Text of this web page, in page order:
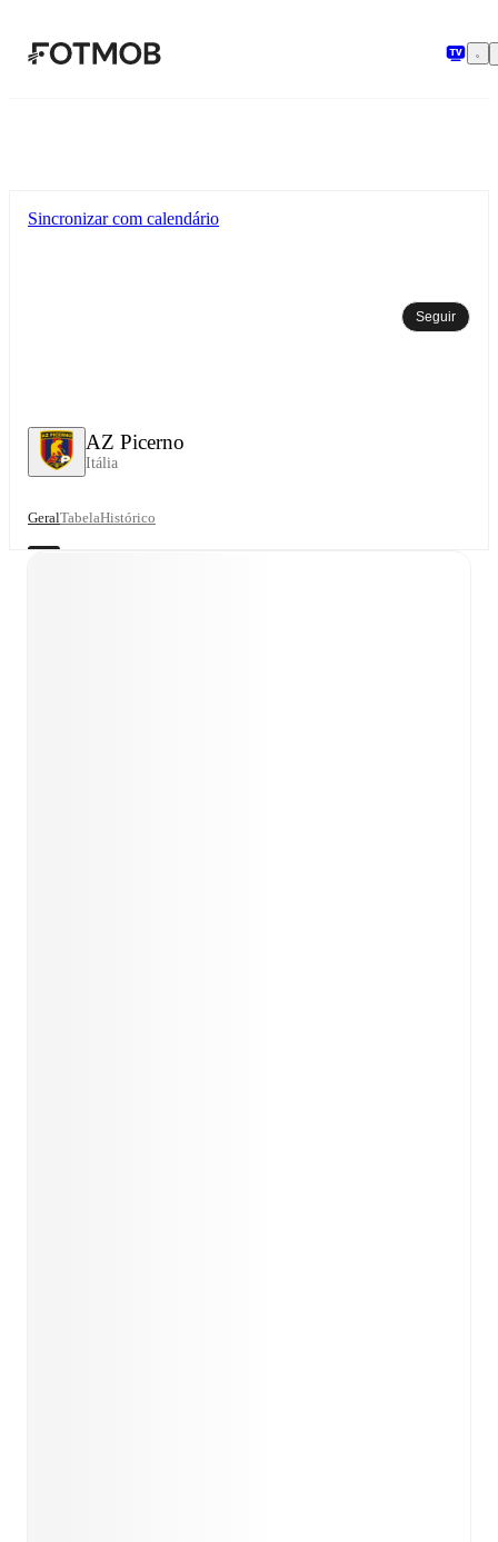
AZ Picerno
Itália
Sincronizar com calendário
Seguir
GeralTabelaHistórico